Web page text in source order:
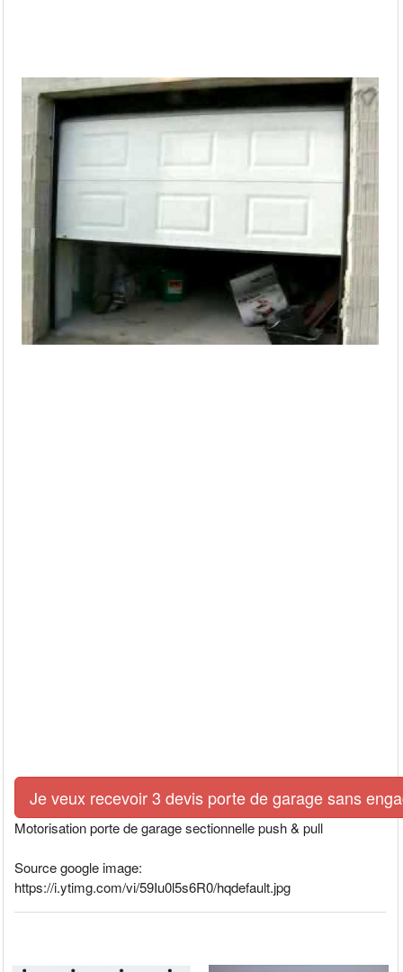
Je veux recevoir 3 devis porte de garage sans
Motorisation porte de garage sectionnelle push & pull
Source google image:
https://i.ytimg.com/vi/59Iu0l5s6R0/hqdefault.jpg